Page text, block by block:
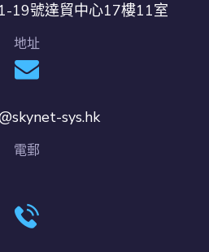
19號達貿中心17樓11室
地址
sys.hk
電郵